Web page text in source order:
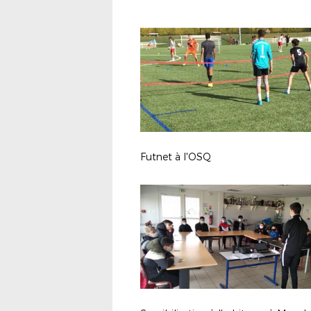
Futnet à l'OSQ